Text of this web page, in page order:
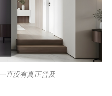
直没有真正普及